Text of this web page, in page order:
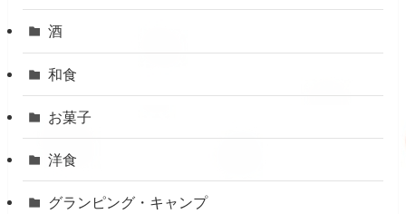
酒
和食
お菓子
洋食
グランピング・キャンプ